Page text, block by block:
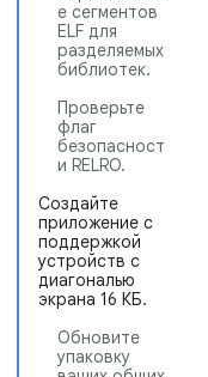
е сегментов
ELF для
разделяемых
библиотек.
Проверьте
флаг
безопасност
и RELRO.
Создайте
приложение с
поддержкой
устройств с
диагональю
экрана 16 КБ.
Обновите
упаковку